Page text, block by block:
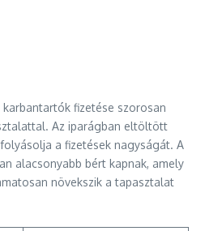
fizetése szorosan
Az iparágban eltöltött
a fizetések nagyságát. A
alacsonyabb bért kapnak, amely
növekszik a tapasztalat